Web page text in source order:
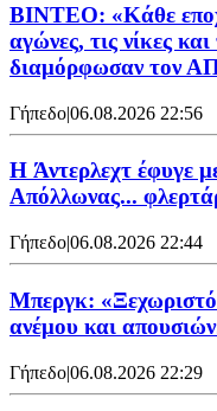
ΒΙΝΤΕΟ: «Κάθε
αγώνες, τις νίκες
διαμόρφωσαν τον
Γήπεδο|06.08.2026 22:56
H Άντερλεχτ έφυγε
Απόλλωνας...
Γήπεδο|06.08.2026 22:44
Μπεργκ: «Ξεχωριστό
ανέμου και
Γήπεδο|06.08.2026 22:29